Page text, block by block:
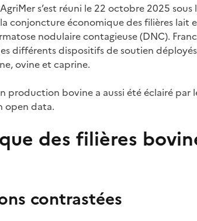
s’est réuni le 22 octobre 2025 sous
conjoncture économique des filières lait
nodulaire contagieuse (DNC).
différents dispositifs de soutien
ovine et caprine.
production bovine a aussi été éclairé par
open data.
des filières
contrastées